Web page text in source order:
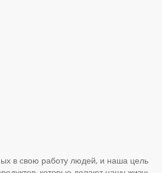
в свою работу людей, и наша цель